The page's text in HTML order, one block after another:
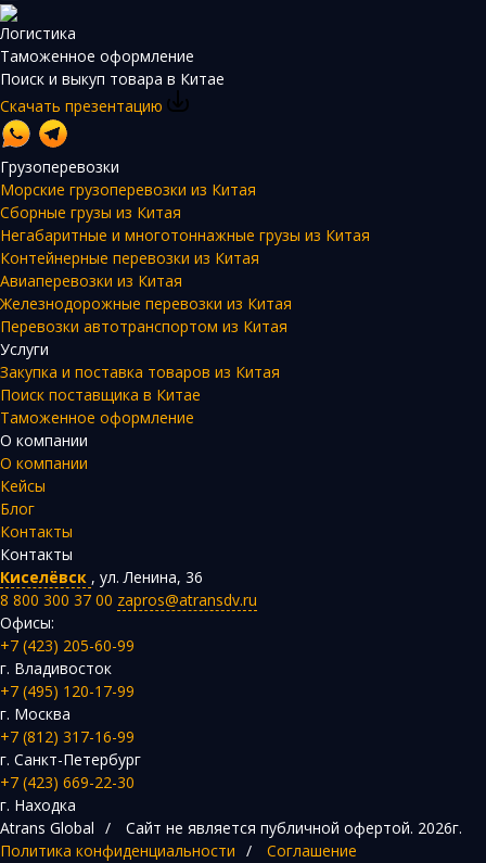
Логистика
Таможенное оформление
Поиск и выкуп товара в Китае
Скачать презентацию
Грузоперевозки
Морские грузоперевозки из Китая
Сборные грузы из Китая
Негабаритные и многотоннажные грузы из Китая
Контейнерные перевозки из Китая
Авиаперевозки из Китая
Железнодорожные перевозки из Китая
Перевозки автотранспортом из Китая
Услуги
Закупка и поставка товаров из Китая
Поиск поставщика в Китае
Таможенное оформление
О компании
О компании
Кейсы
Блог
Контакты
Контакты
Киселёвск , ул. Ленина, 36
8 800 300 37 00 zapros@atransdv.ru
Офисы:
+7 (423) 205-60-99
г. Владивосток
+7 (495) 120-17-99
г. Москва
+7 (812) 317-16-99
г. Санкт-Петербург
+7 (423) 669-22-30
г. Находка
Atrans Global / Сайт не является публичной офертой. 2026г.
Политика конфиденциальности / Соглашение